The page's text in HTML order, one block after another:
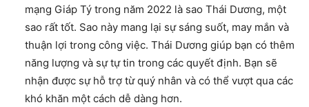
mạng Giáp Tý trong năm 2022 là sao Thái Dương, một
sao rất tốt. Sao này mang lại sự sáng suốt, may mắn và
thuận lợi trong công việc. Thái Dương giúp bạn có thêm
năng lượng và sự tự tin trong các quyết định. Bạn sẽ
nhận được sự hỗ trợ từ quý nhân và có thể vượt qua các
khó khăn một cách dễ dàng hơn.